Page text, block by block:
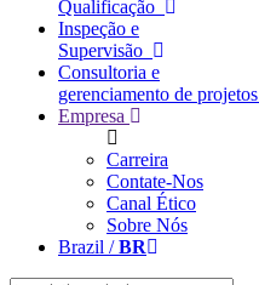
Qualificação
Inspeção e
Supervisão
Consultoria e
gerenciamento de projetos
Empresa
Carreira
Contate-Nos
Canal Ético
Sobre Nós
Brazil /BR